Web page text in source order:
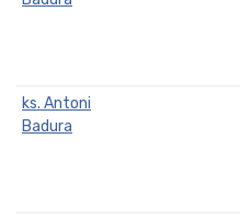
ks. Antoni
Badura